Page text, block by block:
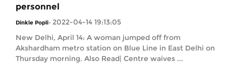
personnel
Dinkle Popli- 2022-04-14 19:13:05
New Delhi, April 14: A woman jumped off from
Akshardham metro station on Blue Line in East Delhi on
Thursday morning. Also Read| Centre waives ...